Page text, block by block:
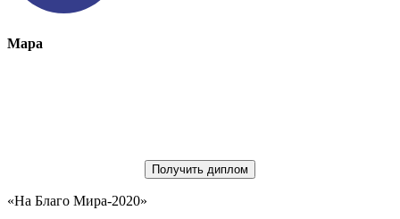
Мара
Получить диплом
«На Благо Мира-2020»